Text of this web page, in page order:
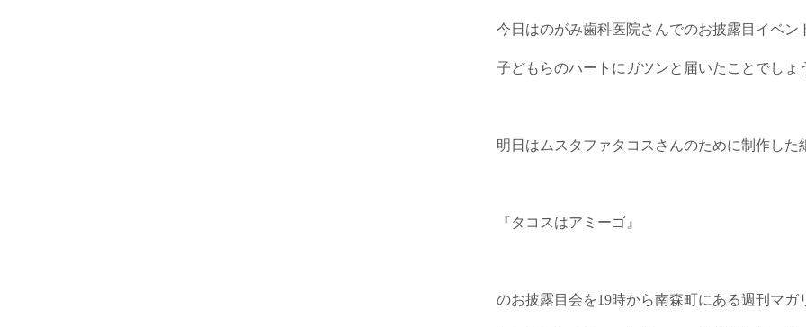
今日はのがみ歯科医院さんでのお披露目イベン
子どもらのハートにガツンと届いたことでしょ
明日はムスタファタコスさんのために制作した
『タコスはアミーゴ』
のお披露目会を19時から南森町にある週刊マガ